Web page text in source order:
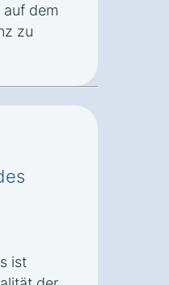
dem
zu
ist